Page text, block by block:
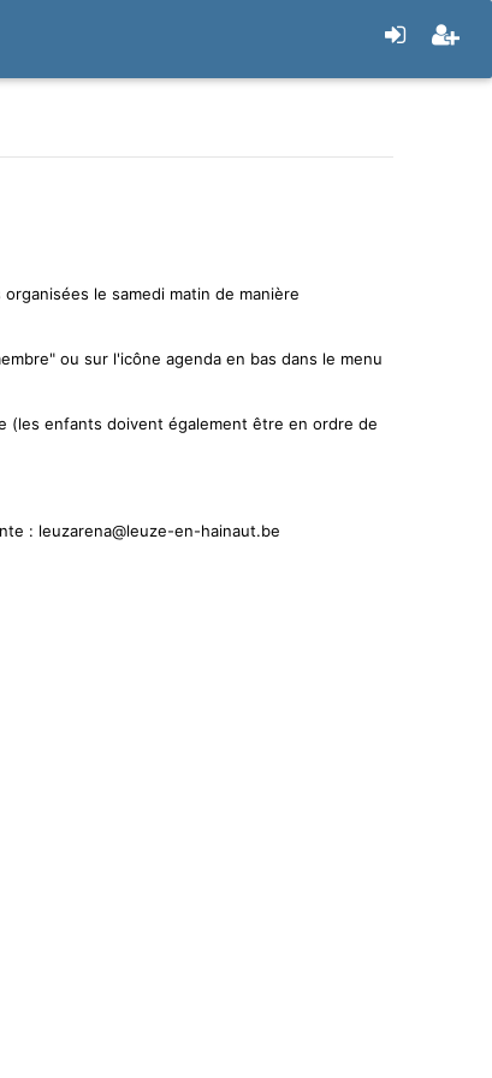
le samedi matin de manière
ou sur l'icône agenda en bas dans le menu
(les enfants doivent également être en ordre de
: leuzarena@leuze-en-hainaut.be